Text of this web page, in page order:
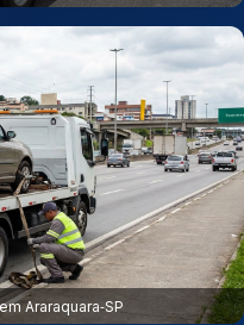
Araraquara‑SP